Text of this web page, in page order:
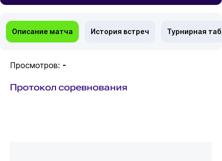
Описание матча История встреч Турнирная
Просмотров: -
Протокол соревнования